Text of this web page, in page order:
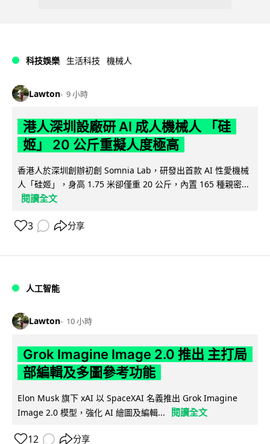
科技娛樂 生活科技 機械人
Lawton 9 小時
港人深圳設廠研 AI 成人機械人 「硅
姬」 20 公斤重擬人度極高
香港人於深圳創辦初創 Somnia Lab，研發出首款 AI 性愛機械
人「硅姬」，身高 1.75 米卻僅重 20 公斤，內置 165 種親密...
閱讀全文
3 分享
人工智能
Lawton 10 小時
Grok Imagine Image 2.0 推出 主打局
部編輯及多圖參考功能
Elon Musk 旗下 xAI 以 SpaceXAI 名義推出 Grok Imagine
Image 2.0 模型，強化 AI 繪圖及編輯...
閱讀全文
12 分享